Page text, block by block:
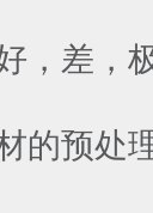
，差，
的预处